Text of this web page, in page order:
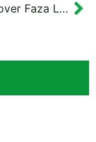
Manhole Cover Faza Land Tuban